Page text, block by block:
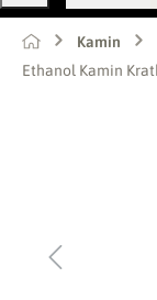
Kamin
Ethanol Kamin